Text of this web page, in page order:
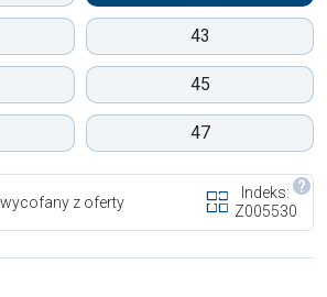
43
45
47
z oferty
Indeks:
Z005530